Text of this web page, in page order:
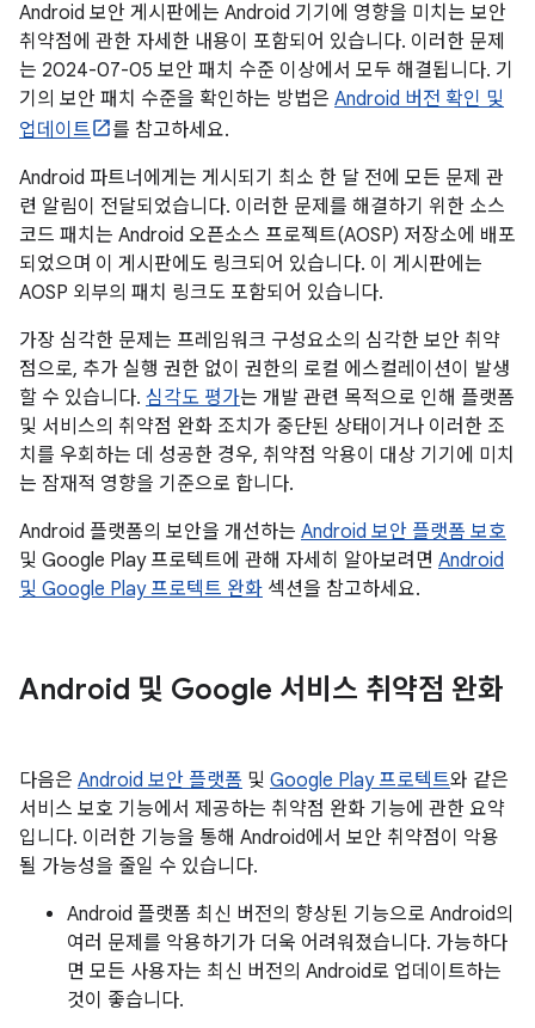
Android 보안 게시판에는 Android 기기에 영향을 미치는 보안
취약점에 관한 자세한 내용이 포함되어 있습니다. 이러한 문제
는 2024-07-05 보안 패치 수준 이상에서 모두 해결됩니다. 기
기의 보안 패치 수준을 확인하는 방법은 Android 버전 확인 및
업데이트
를 참고하세요.
Android 파트너에게는 게시되기 최소 한 달 전에 모든 문제 관
련 알림이 전달되었습니다. 이러한 문제를 해결하기 위한 소스
코드 패치는 Android 오픈소스 프로젝트(AOSP) 저장소에 배포
되었으며 이 게시판에도 링크되어 있습니다. 이 게시판에는
AOSP 외부의 패치 링크도 포함되어 있습니다.
가장 심각한 문제는 프레임워크 구성요소의 심각한 보안 취약
점으로, 추가 실행 권한 없이 권한의 로컬 에스컬레이션이 발생
할 수 있습니다. 심각도 평가는 개발 관련 목적으로 인해 플랫폼
및 서비스의 취약점 완화 조치가 중단된 상태이거나 이러한 조
치를 우회하는 데 성공한 경우, 취약점 악용이 대상 기기에 미치
는 잠재적 영향을 기준으로 합니다.
Android 플랫폼의 보안을 개선하는 Android 보안 플랫폼 보호
및 Google Play 프로텍트에 관해 자세히 알아보려면 Android
및 Google Play 프로텍트 완화 섹션을 참고하세요.
Android 및 Google 서비스 취약점 완화
다음은 Android 보안 플랫폼 및 Google Play 프로텍트와 같은
서비스 보호 기능에서 제공하는 취약점 완화 기능에 관한 요약
입니다. 이러한 기능을 통해 Android에서 보안 취약점이 악용
될 가능성을 줄일 수 있습니다.
Android 플랫폼 최신 버전의 향상된 기능으로 Android의
여러 문제를 악용하기가 더욱 어려워졌습니다. 가능하다
면 모든 사용자는 최신 버전의 Android로 업데이트하는
것이 좋습니다.